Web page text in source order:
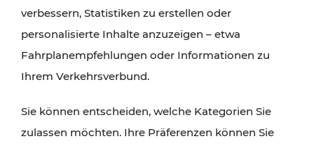
verbessern, Statistiken zu erstellen oder
personalisierte Inhalte anzuzeigen – etwa
Fahrplanempfehlungen oder Informationen zu
Ihrem Verkehrsverbund.
Sie können entscheiden, welche Kategorien Sie
zulassen möchten. Ihre Präferenzen können Sie